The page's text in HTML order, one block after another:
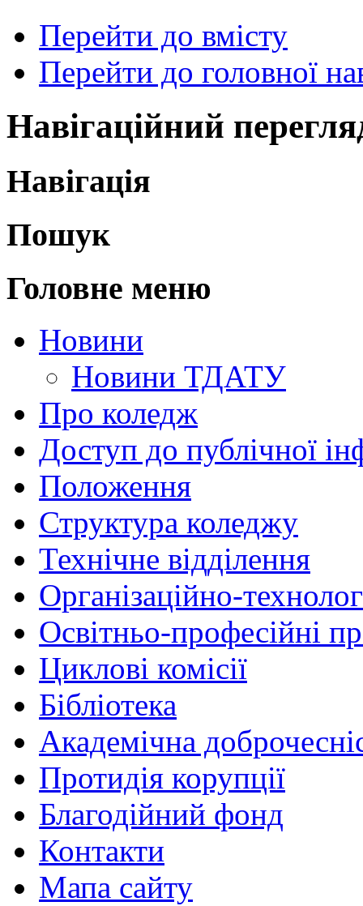
Перейти до вмісту
Перейти до головної
Навігаційний
Навігація
Пошук
Головне меню
Новини
Новини ТДАТУ
Про коледж
Доступ до публічної
Положення
Структура коледжу
Технічне відділення
Організаційно-
Освітньо-професійні
Циклові комісії
Бібліотека
Академічна
Протидія корупції
Благодійний фонд
Контакти
Мапа сайту